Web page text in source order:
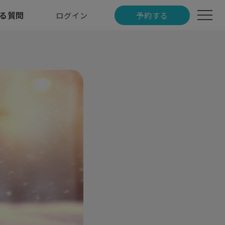
質問 ログイン 予約する